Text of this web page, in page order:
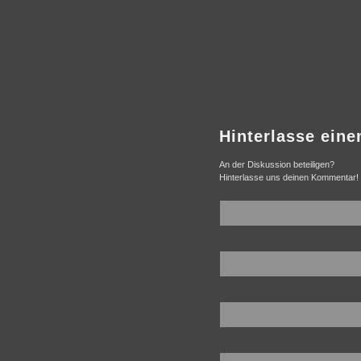
Hinterlasse
An der Diskussion beteiligen?
Hinterlasse uns deinen Kommentar!